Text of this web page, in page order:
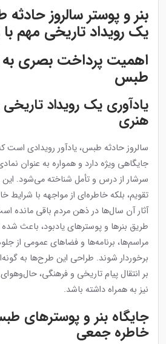
بنر و پوستر سالروز
یک رویداد تاریخی مهم با
اهمیت پرداخت بصری به
طبس
یادآوری یک رویداد تاریخی
هنری
سالروز حادثه طبس، یادآور رویدادی است
جایگاهی ویژه دارد و همواره به عنوان
سرشار از درس و تأمل شناخته می‌شود. این
تقویم، بلکه خاطره‌ای از مواجهه با
آثار آن سال‌ها در ذهن مردم باقی مانده
طریق بنرها و پوسترهای یادبود، باعث
مراسم‌ها، برنامه‌ها و فضاهای عمومی از
برخوردار شوند. طراحی این طرح‌ها به
بر انتقال پیام تاریخی و فرهنگی، حال‌وهوای
نیز به همراه داشته باشد.
جایگاه بنر و پوسترهای
خاطره جمعی